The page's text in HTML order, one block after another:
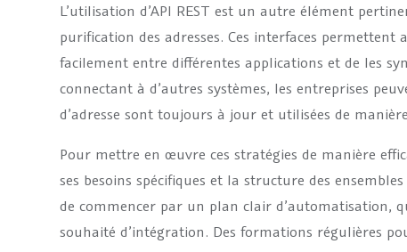
L’utilisation d’API REST est un autre élément
purification des adresses. Ces interfaces permettent
facilement entre différentes applications et de les
connectant à d’autres systèmes, les entreprises
d’adresse sont toujours à jour et utilisées de
Pour mettre en œuvre ces stratégies de manière
ses besoins spécifiques et la structure des
de commencer par un plan clair d’automatisation,
souhaité d’intégration. Des formations régulières